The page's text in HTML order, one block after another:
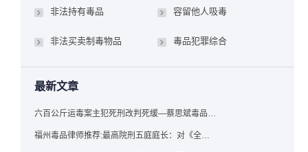
非法持有毒品 容留他人吸毒
非法买卖制毒物品 毒品犯罪综合
最新文章
六百公斤运毒案主犯死刑改判死缓—蔡思斌毒品犯罪辩护成功案例
福州毒品律师推荐:最高院刑五庭庭长：对《全国法院毒品案件审判工作会议纪要》的理解与适用